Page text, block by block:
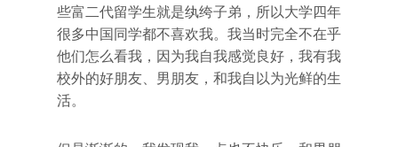
些富二代留学生就是纨绔子弟，所以大学四年
很多中国同学都不喜欢我。我当时完全不在乎
他们怎么看我，因为我自我感觉良好，我有我
校外的好朋友、男朋友，和我自以为光鲜的生
活。